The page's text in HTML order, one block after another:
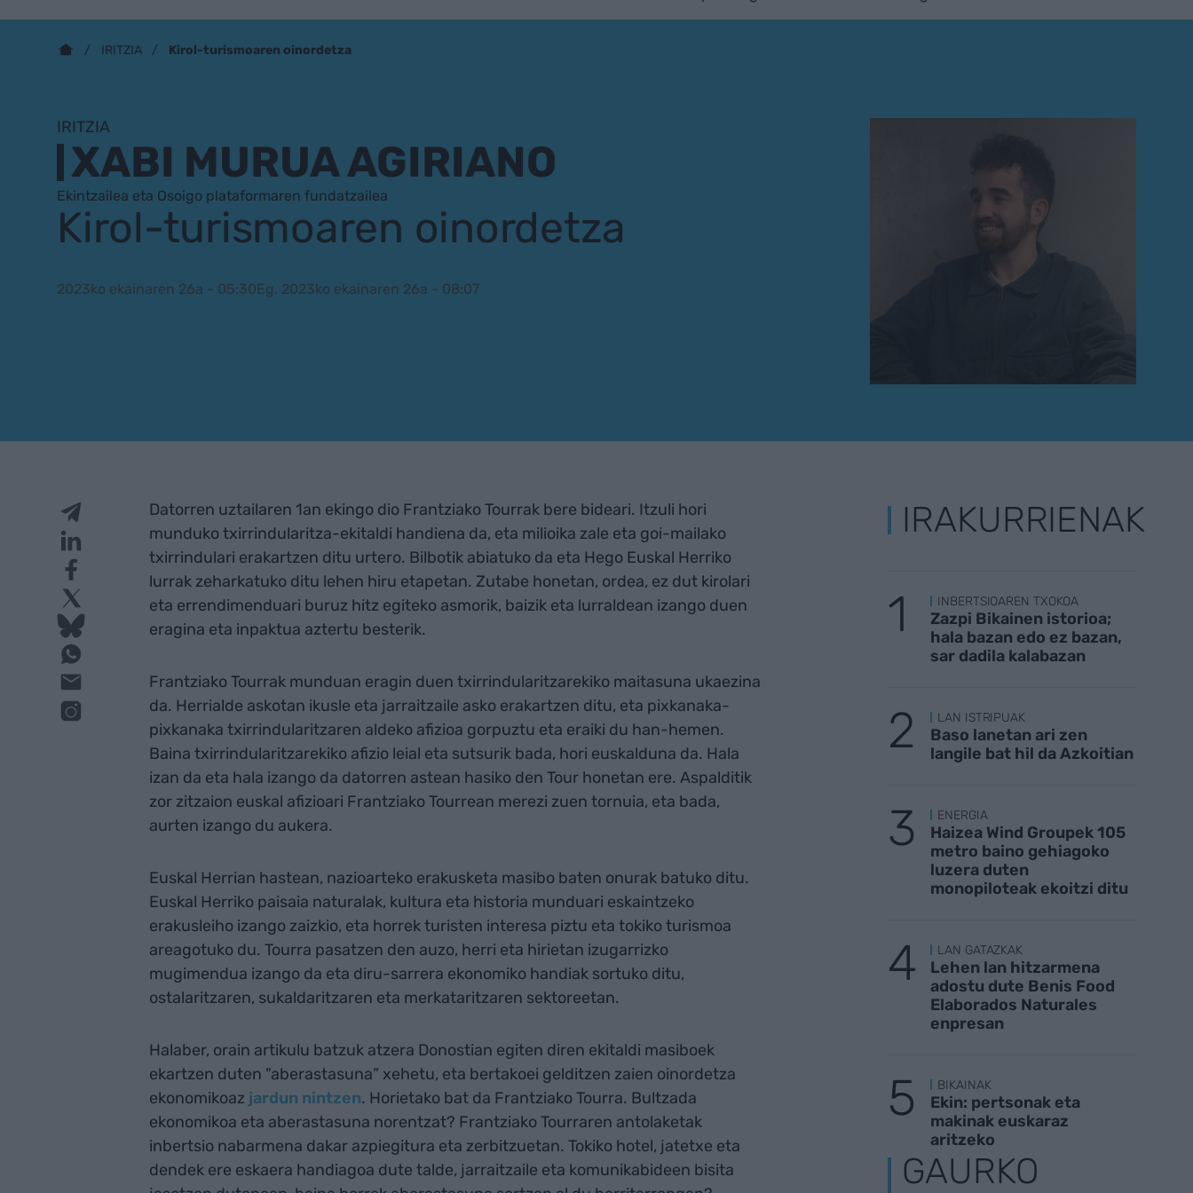
IRITZIA Kirol-turismoaren oinordetza
IRITZIA
XABI MURUA AGIRIANO
Ekintzailea eta Osoigo plataformaren fundatzailea
Kirol-turismoaren oinordetza
2023ko ekainaren 26a - 05:30Eg. 2023ko ekainaren 26a - 08:07
Datorren uztailaren 1an ekingo dio Frantziako Tourrak bere bideari. Itzuli hori
munduko txirrindularitza-ekitaldi handiena da, eta milioika zale eta goi-mailako
txirrindulari erakartzen ditu urtero. Bilbotik abiatuko da eta Hego Euskal Herriko
lurrak zeharkatuko ditu lehen hiru etapetan. Zutabe honetan, ordea, ez dut kirolari
eta errendimenduari buruz hitz egiteko asmorik, baizik eta lurraldean izango duen
eragina eta inpaktua aztertu besterik.
Frantziako Tourrak munduan eragin duen txirrindularitzarekiko maitasuna ukaezina
da. Herrialde askotan ikusle eta jarraitzaile asko erakartzen ditu, eta pixkanaka-
pixkanaka txirrindularitzaren aldeko afizioa gorpuztu eta eraiki du han-hemen.
Baina txirrindularitzarekiko afizio leial eta sutsurik bada, hori euskalduna da. Hala
izan da eta hala izango da datorren astean hasiko den Tour honetan ere. Aspalditik
zor zitzaion euskal afizioari Frantziako Tourrean merezi zuen tornuia, eta bada,
aurten izango du aukera.
Euskal Herrian hastean, nazioarteko erakusketa masibo baten onurak batuko ditu.
Euskal Herriko paisaia naturalak, kultura eta historia munduari eskaintzeko
erakusleiho izango zaizkio, eta horrek turisten interesa piztu eta tokiko turismoa
areagotuko du. Tourra pasatzen den auzo, herri eta hirietan izugarrizko
mugimendua izango da eta diru-sarrera ekonomiko handiak sortuko ditu,
ostalaritzaren, sukaldaritzaren eta merkataritzaren sektoreetan.
Halaber, orain artikulu batzuk atzera Donostian egiten diren ekitaldi masiboek
ekartzen duten "aberastasuna” xehetu, eta bertakoei gelditzen zaien oinordetza
ekonomikoaz jardun nintzen. Horietako bat da Frantziako Tourra. Bultzada
ekonomikoa eta aberastasuna norentzat? Frantziako Tourraren antolaketak
inbertsio nabarmena dakar azpiegitura eta zerbitzuetan. Tokiko hotel, jatetxe eta
dendek ere eskaera handiagoa dute talde, jarraitzaile eta komunikabideen bisita
IRAKURRIENAK
INBERTSIOAREN TXOKOA
Zazpi Bikainen istorioa;
hala bazan edo ez bazan,
sar dadila kalabazan
LAN ISTRIPUAK
Baso lanetan ari zen
langile bat hil da Azkoitian
ENERGIA
Haizea Wind Groupek 105
metro baino gehiagoko
luzera duten
monopiloteak ekoitzi ditu
LAN GATAZKAK
Lehen lan hitzarmena
adostu dute Benis Food
Elaborados Naturales
enpresan
BIKAINAK
Ekin: pertsonak eta
makinak euskaraz
aritzeko
GAURKO